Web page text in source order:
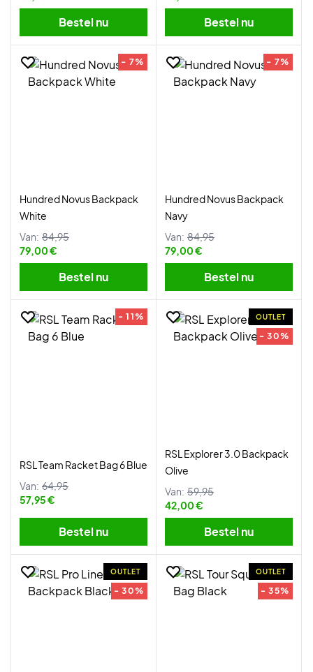
Bestel nu Bestel nu
- 7%
Hundred Novus Backpack
White
Van: 84,95
79,00 €
Bestel nu
- 7%
Hundred Novus Backpack
Navy
Van: 84,95
79,00 €
Bestel nu
- 11%
RSL Team Racket Bag 6 Blue
Van: 64,95
57,95 €
Bestel nu
OUTLET
- 30%
RSL Explorer 3.0 Backpack
Olive
Van: 59,95
42,00 €
Bestel nu
OUTLET
- 30%
OUTLET
- 35%